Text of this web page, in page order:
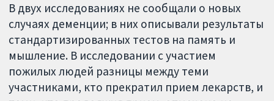
В двух исследованиях не сообщали о новых
случаях деменции; в них описывали результаты
стандартизированных тестов на память и
мышление. В исследовании с участием
пожилых людей разницы между теми
участниками, кто прекратил прием лекарств, и